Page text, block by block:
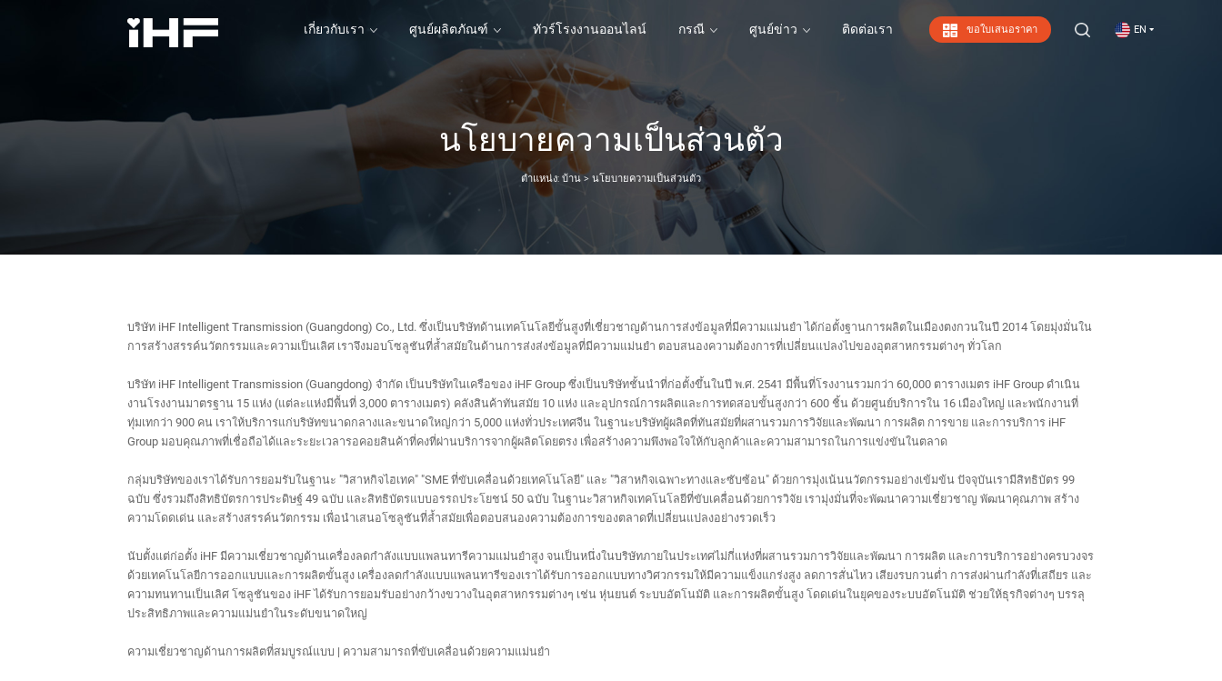
EN
ขอใบเสนอราคา
เกี่ยวกับเรา
เกี่ยวกับเรา
ศูนย์ผลิตภัณฑ์
ศูนย์ผลิตภัณฑ์
ทัวร์โรงงานออนไลน์
ทัวร์โรงงานออนไลน์
กรณี
กรณี
ศูนย์ข่าว
ศูนย์ข่าว
ติดต่อเรา
นโยบายความเป็นส่วนตัว
ตำแหน่ง: บ้าน > นโยบายความเป็นส่วนตัว
บริษัท iHF Intelligent Transmission (Guangdong) Co., Ltd. ซึ่งเป็นบริษัทด้านเทคโนโลยีขั้นสูงที่เชี่ยวชาญด้านการส่งข้อมูลที่มีความแม่นยำ ได้ก่อตั้งฐานการผลิตในเมืองตงกวนในปี 2014 โดยมุ่งมั่นใน
การสร้างสรรค์นวัตกรรมและความเป็นเลิศ เราจึงมอบโซลูชันที่ล้ำสมัยในด้านการส่งส่งข้อมูลที่มีความแม่นยำ ตอบสนองความต้องการที่เปลี่ยนแปลงไปของอุตสาหกรรมต่างๆ ทั่วโลก
บริษัท iHF Intelligent Transmission (Guangdong) จำกัด เป็นบริษัทในเครือของ iHF Group ซึ่งเป็นบริษัทชั้นนำที่ก่อตั้งขึ้นในปี พ.ศ. 2541 มีพื้นที่โรงงานรวมกว่า 60,000 ตารางเมตร iHF Group ดำเนิน
งานโรงงานมาตรฐาน 15 แห่ง (แต่ละแห่งมีพื้นที่ 3,000 ตารางเมตร) คลังสินค้าทันสมัย ​​10 แห่ง และอุปกรณ์การผลิตและการทดสอบขั้นสูงกว่า 600 ชิ้น ด้วยศูนย์บริการใน 16 เมืองใหญ่ และพนักงานที่
ทุ่มเทกว่า 900 คน เราให้บริการแก่บริษัทขนาดกลางและขนาดใหญ่กว่า 5,000 แห่งทั่วประเทศจีน ในฐานะบริษัทผู้ผลิตที่ทันสมัยที่ผสานรวมการวิจัยและพัฒนา การผลิต การขาย และการบริการ iHF
Group มอบคุณภาพที่เชื่อถือได้และระยะเวลารอคอยสินค้าที่คงที่ผ่านบริการจากผู้ผลิตโดยตรง เพื่อสร้างความพึงพอใจให้กับลูกค้าและความสามารถในการแข่งขันในตลาด
กลุ่มบริษัทของเราได้รับการยอมรับในฐานะ "วิสาหกิจไฮเทค" "SME ที่ขับเคลื่อนด้วยเทคโนโลยี" และ "วิสาหกิจเฉพาะทางและซับซ้อน" ด้วยการมุ่งเน้นนวัตกรรมอย่างเข้มข้น ปัจจุบันเรามีสิทธิบัตร 99
ฉบับ ซึ่งรวมถึงสิทธิบัตรการประดิษฐ์ 49 ฉบับ และสิทธิบัตรแบบอรรถประโยชน์ 50 ฉบับ ในฐานะวิสาหกิจเทคโนโลยีที่ขับเคลื่อนด้วยการวิจัย เรามุ่งมั่นที่จะพัฒนาความเชี่ยวชาญ พัฒนาคุณภาพ สร้าง
ความโดดเด่น และสร้างสรรค์นวัตกรรม เพื่อนำเสนอโซลูชันที่ล้ำสมัยเพื่อตอบสนองความต้องการของตลาดที่เปลี่ยนแปลงอย่างรวดเร็ว
นับตั้งแต่ก่อตั้ง iHF มีความเชี่ยวชาญด้านเครื่องลดกำลังแบบแพลนทารีความแม่นยำสูง จนเป็นหนึ่งในบริษัทภายในประเทศไม่กี่แห่งที่ผสานรวมการวิจัยและพัฒนา การผลิต และการบริการอย่างครบวงจร
ด้วยเทคโนโลยีการออกแบบและการผลิตขั้นสูง เครื่องลดกำลังแบบแพลนทารีของเราได้รับการออกแบบทางวิศวกรรมให้มีความแข็งแกร่งสูง ลดการสั่นไหว เสียงรบกวนต่ำ การส่งผ่านกำลังที่เสถียร และ
ความทนทานเป็นเลิศ โซลูชันของ iHF ได้รับการยอมรับอย่างกว้างขวางในอุตสาหกรรมต่างๆ เช่น หุ่นยนต์ ระบบอัตโนมัติ และการผลิตขั้นสูง โดดเด่นในยุคของระบบอัตโนมัติ ช่วยให้ธุรกิจต่างๆ บรรลุ
ประสิทธิภาพและความแม่นยำในระดับขนาดใหญ่
ความเชี่ยวชาญด้านการผลิตที่สมบูรณ์แบบ | ความสามารถที่ขับเคลื่อนด้วยความแม่นยำ